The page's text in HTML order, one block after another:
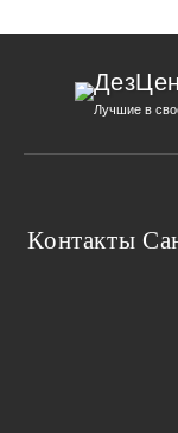
Лучшие в
Контакты